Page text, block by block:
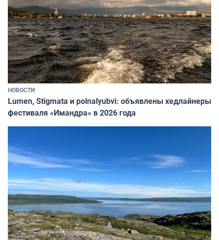
НОВОСТИ
Lumen, Stigmata и polnalyubvi: объявлены хедлайнеры
фестиваля «Имандра» в 2026 года